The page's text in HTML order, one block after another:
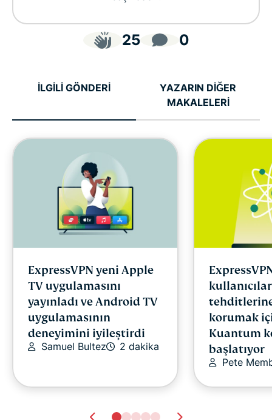
25 0
İLGİLİ GÖNDERİ
YAZARIN DİĞER
MAKALELERİ
ExpressVPN yeni Apple
TV uygulamasını
yayınladı ve Android TV
uygulamasının
deneyimini iyileştirdi
Samuel Bultez 2 dakika
korumak
Kuantum
başlatıyor
Pete